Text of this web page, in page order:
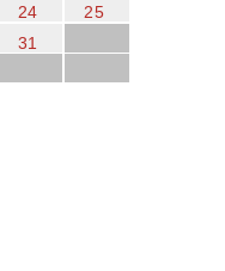
24
25
31